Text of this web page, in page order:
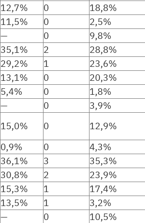
12,7% 0
18,8%
11,5% 0
2,5%
— 0
9,8%
35,1% 2
28,8%
29,2% 1
23,6%
13,1% 0
20,3%
5,4% 0
1,8%
— 0
3,9%
15,0% 0
12,9%
0,9% 0
4,3%
36,1% 3
35,3%
30,8% 2
23,9%
15,3% 1
17,4%
13,5% 1
3,2%
— 0 10,5%